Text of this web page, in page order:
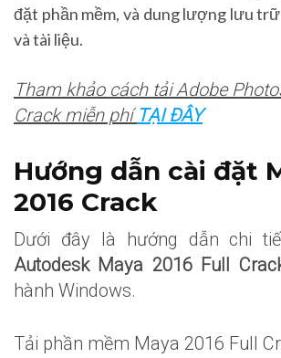
đặt phần mềm, và dung lượng lưu
và tài liệu.
Tham khảo cách tải Adobe
Crack miễn phíTẠI ĐÂY
Hướng dẫn cài đặt
2016 Crack
Dưới đây là hướng dẫn chi
Autodesk Maya 2016 Full
hành Windows.
Tải phần mềm Maya 2016 Full